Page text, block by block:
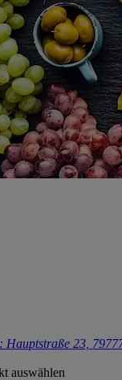
Hauptstraße 23,
auswählen